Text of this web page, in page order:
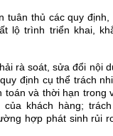
tuân thủ các quy định,
lộ trình triển khai,
rà soát, sửa đổi nội
định cụ thể trách
toán và thời hạn trong
khách hàng;
hợp phát sinh rủi